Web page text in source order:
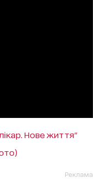
Нове життя"
Реклама